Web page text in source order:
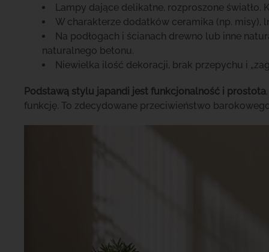
Lampy dające delikatne, rozproszone światło.
W charakterze dodatków ceramika (np. misy),
Na podłogach i ścianach drewno lub inne
naturalnego betonu.
Niewielka ilość dekoracji, brak przepychu i
Podstawą stylu japandi jest funkcjonalność i prostota
funkcję. To zdecydowane przeciwieństwo